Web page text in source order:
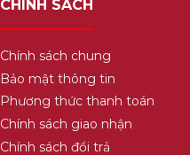
CHÍNH SÁCH
Chính sách chung
Bảo mật thông tin
Phương thức thanh toán
Chính sách giao nhận
Chính sách đổi trả